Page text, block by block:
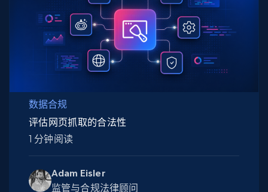
数据合规
Adam Eisler
监管与合规法律顾问
评估网页抓取的合法性
1 分钟阅读